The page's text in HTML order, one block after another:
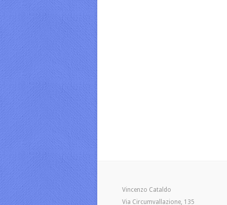
Vincenzo Cataldo
Via Circumvallazione, 135